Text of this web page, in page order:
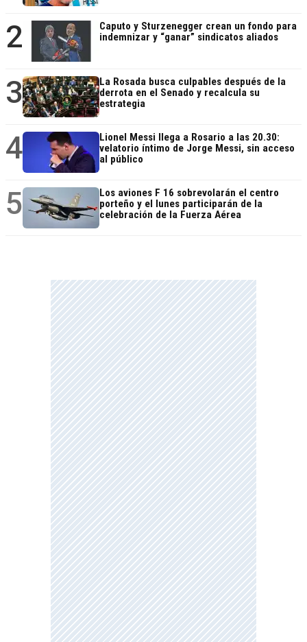
2
Caputo y Sturzenegger crean un fondo para
indemnizar y “ganar” sindicatos aliados
3
La Rosada busca culpables después de la
derrota en el Senado y recalcula su
estrategia
4
Lionel Messi llega a Rosario a las 20.30:
velatorio íntimo de Jorge Messi, sin acceso
al público
5
Los aviones F 16 sobrevolarán el centro
porteño y el lunes participarán de la
celebración de la Fuerza Aérea